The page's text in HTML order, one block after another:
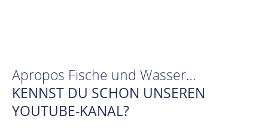
Apropos Fische und Wasser…
KENNST DU SCHON UNSEREN
YOUTUBE-KANAL?